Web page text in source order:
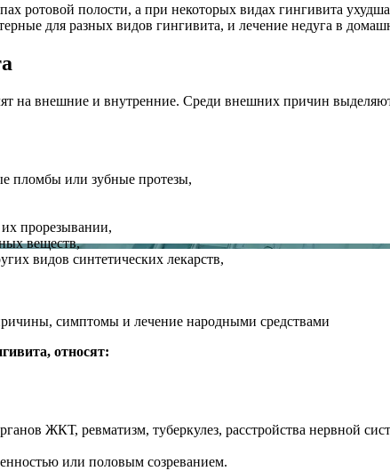
ротовой полости, а при некоторых видах гингивита
для разных видов гингивита, и лечение недуга в
на внешние и внутренние. Среди внешних причин
пломбы или зубные протезы,
прорезывании,
веществ,
видов синтетических лекарств,
относят:
ЖКТ, ревматизм, туберкулез, расстройства нервной
или половым созреванием.